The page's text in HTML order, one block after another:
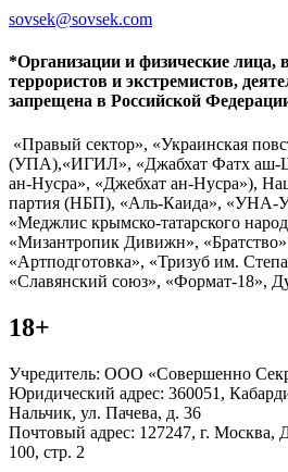
sovsek@sovsek.com
*Организации и физические лица,
террористов и экстремистов,
запрещена в Российской
«Правый сектор», «Украинская
(УПА),«ИГИЛ», «Джабхат Фатх аш-
ан-Нусра», «Джебхат ан-Нусра»),
партия (НБП), «Аль-Каида», «УНА-
«Меджлис крымско-татарского
«Мизантропик Дивижн»,
«Артподготовка», «Тризуб им.
«Славянский союз», «Формат-18»,
18+
Учредитель: ООО «Совершенно
Юридический адрес: 360051,
Нальчик, ул. Пачева, д. 36
Почтовый адрес: 127247, г. Москва,
100, стр. 2